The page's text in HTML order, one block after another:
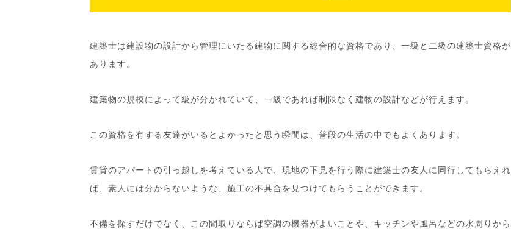
建築士は建設物の設計から管理にいたる建物に関する総合的な資格であり、一級と二級の建築士資格が
あります。
建築物の規模によって級が分かれていて、一級であれば制限なく建物の設計などが行えます。
この資格を有する友達がいるとよかったと思う瞬間は、普段の生活の中でもよくあります。
賃貸のアパートの引っ越しを考えている人で、現地の下見を行う際に建築士の友人に同行してもらえれ
ば、素人には分からないような、施工の不具合を見つけてもらうことができます。
不備を探すだけでなく、この間取りならば空調の機器がよいことや、キッチンや風呂などの水周りから